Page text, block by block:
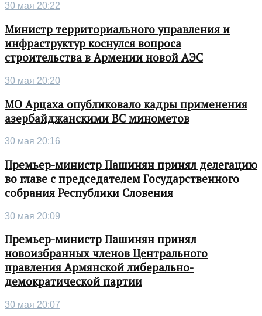
30 мая 20:22
Министр территориального управления и
инфраструктур коснулся вопроса
строительства в Армении новой АЭС
30 мая 20:20
МО Арцаха опубликовало кадры применения
азербайджанскими ВС минометов
30 мая 20:16
Премьер-министр Пашинян принял делегацию
во главе с председателем Государственного
собрания Республики Словения
30 мая 20:09
Премьер-министр Пашинян принял
новоизбранных членов Центрального
правления Армянской либерально-
демократической партии
30 мая 20:07